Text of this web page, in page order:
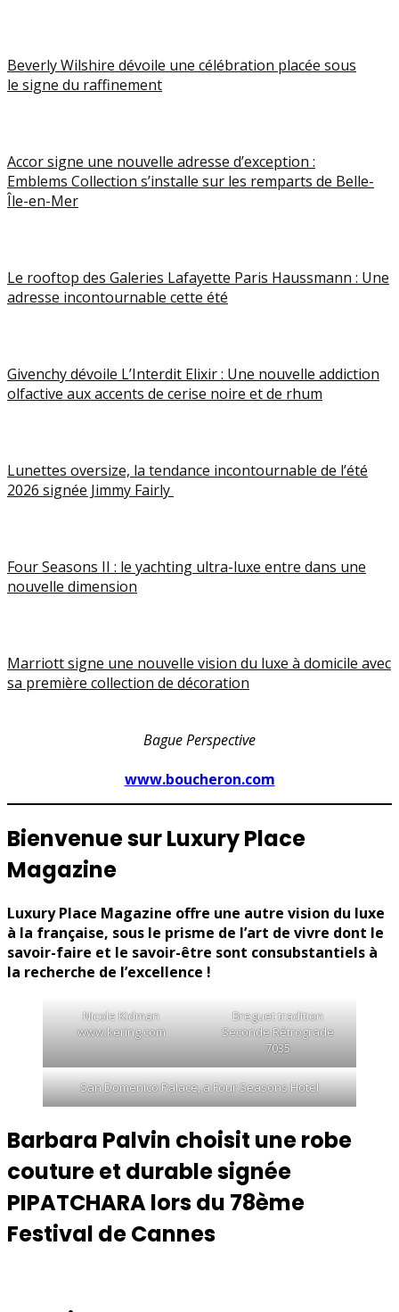
Beverly Wilshire dévoile une célébration placée sous
le signe du raffinement
Accor signe une nouvelle adresse d’exception :
Emblems Collection s’installe sur les remparts de Belle-
Île-en-Mer
Le rooftop des Galeries Lafayette Paris Haussmann : Une
adresse incontournable cette été
Givenchy dévoile L’Interdit Elixir : Une nouvelle addiction
olfactive aux accents de cerise noire et de rhum
Lunettes oversize, la tendance incontournable de l’été
2026 signée Jimmy Fairly
Four Seasons II : le yachting ultra-luxe entre dans une
nouvelle dimension
Marriott signe une nouvelle vision du luxe à domicile avec
sa première collection de décoration
Bague Perspective
www.boucheron.com
Bienvenue sur Luxury Place
Magazine
Luxury Place Magazine offre une autre vision du luxe
à la française, sous le prisme de l’art de vivre dont le
savoir-faire et le savoir-être sont consubstantiels à
la recherche de l’excellence !
Nicole Kidman
www.kering.com
Breguet tradition
Seconde Rétrograde
7035
San Domenico Palace, a Four Seasons Hotel
Barbara Palvin choisit une robe
couture et durable signée
PIPATCHARA lors du 78ème
Festival de Cannes